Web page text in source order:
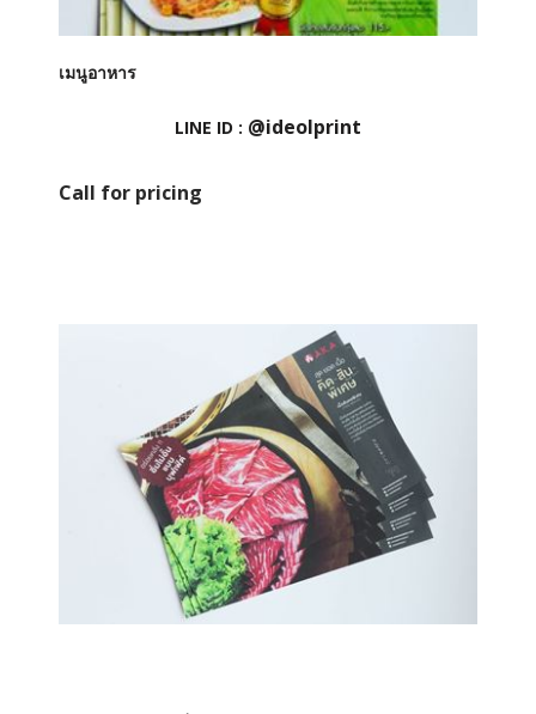
เมนูอาหาร
LINE ID : @ideolprint
Call for pricing